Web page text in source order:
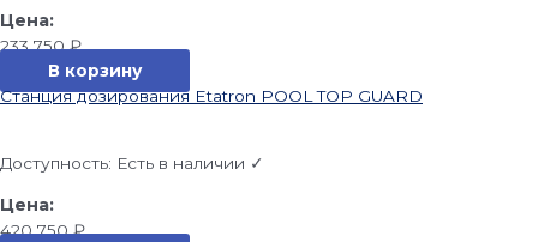
233 750₽
В корзину
Станция дозирования Etatron POOL TOP GUARD
Доступность: Есть в наличии ✓
420 750₽